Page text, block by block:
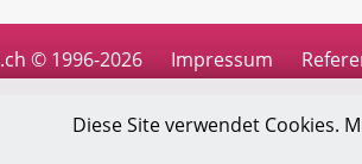
© 1996-2026 Impressum
Diese Site verwendet Cookies.